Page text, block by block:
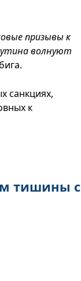
призывы к
волнуют
санкциях,
к
тишины с